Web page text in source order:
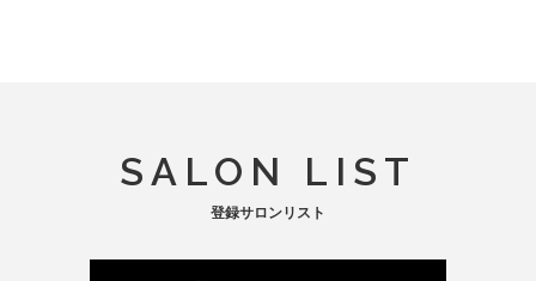
SALON LIST
登録サロンリスト